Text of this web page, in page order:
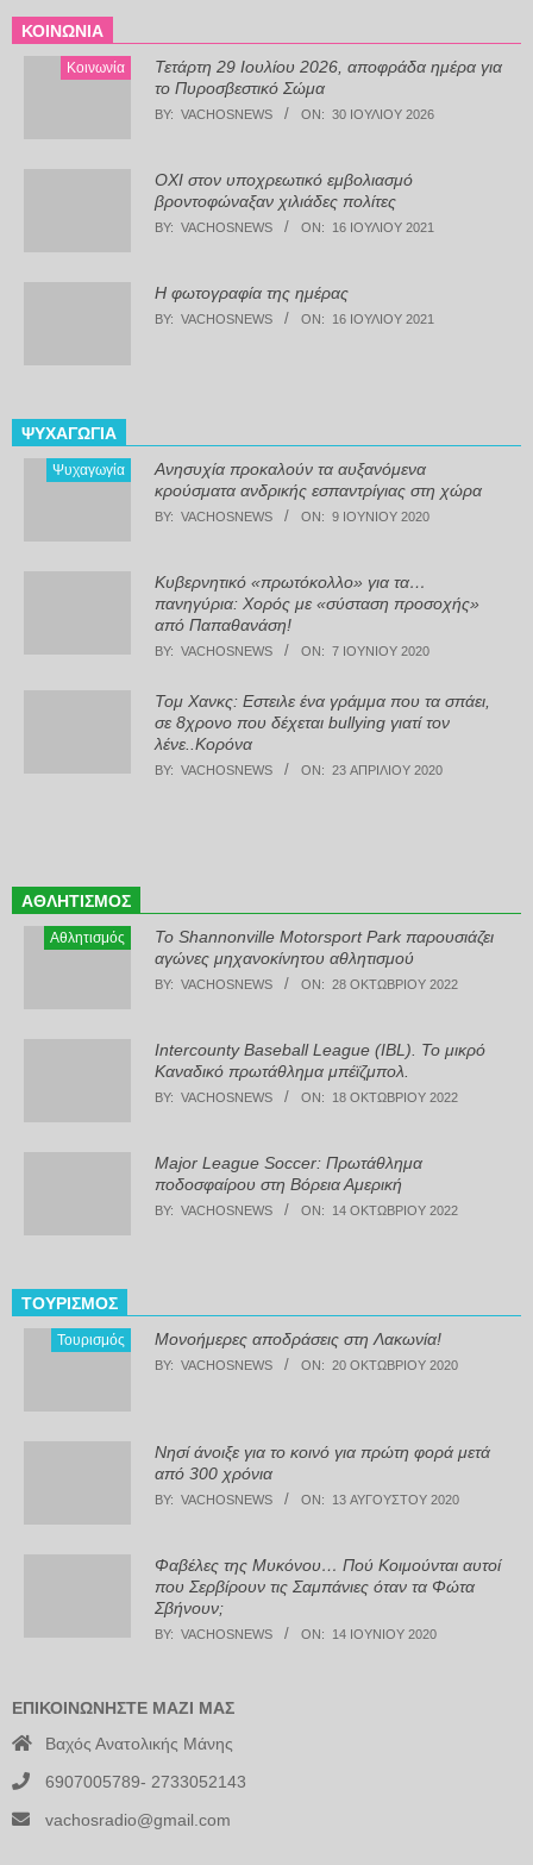
ΚΟΙΝΩΝΊΑ
Κοινωνία
Τετάρτη 29 Ιουλίου 2026, αποφράδα ημέρα για
το Πυροσβεστικό Σώμα
BY: VACHOSNEWS ON: 30 ΙΟΥΛΊΟΥ 2026
ΟΧΙ στον υποχρεωτικό εμβολιασμό
βροντοφώναξαν χιλιάδες πολίτες
BY: VACHOSNEWS ON: 16 ΙΟΥΛΊΟΥ 2021
Η φωτογραφία της ημέρας
BY: VACHOSNEWS ON: 16 ΙΟΥΛΊΟΥ 2021
ΨΥΧΑΓΩΓΊΑ
Ψυχαγωγία
Ανησυχία προκαλούν τα αυξανόμενα
κρούσματα ανδρικής εσπαντρίγιας στη χώρα
BY: VACHOSNEWS ON: 9 ΙΟΥΝΊΟΥ 2020
Κυβερνητικό «πρωτόκολλο» για τα…
πανηγύρια: Χορός με «σύσταση προσοχής»
από Παπαθανάση!
BY: VACHOSNEWS ON: 7 ΙΟΥΝΊΟΥ 2020
Τομ Χανκς: Εστειλε ένα γράμμα που τα σπάει,
σε 8χρονο που δέχεται bullying γιατί τον
λένε..Κορόνα
BY: VACHOSNEWS ON: 23 ΑΠΡΙΛΊΟΥ 2020
ΑΘΛΗΤΙΣΜΌΣ
Αθλητισμός
Το Shannonville Motorsport Park παρουσιάζει
αγώνες μηχανοκίνητου αθλητισμού
BY: VACHOSNEWS ON: 28 ΟΚΤΩΒΡΊΟΥ 2022
Intercounty Baseball League (IBL). Το μικρό
Καναδικό πρωτάθλημα μπέϊζμπολ.
BY: VACHOSNEWS ON: 18 ΟΚΤΩΒΡΊΟΥ 2022
Major League Soccer: Πρωτάθλημα
ποδοσφαίρου στη Βόρεια Αμερική
BY: VACHOSNEWS ON: 14 ΟΚΤΩΒΡΊΟΥ 2022
ΤΟΥΡΙΣΜΌΣ
Τουρισμός Μονοήμερες αποδράσεις στη Λακωνία!
BY: VACHOSNEWS ON: 20 ΟΚΤΩΒΡΊΟΥ 2020
Νησί άνοιξε για το κοινό για πρώτη φορά μετά
από 300 χρόνια
BY: VACHOSNEWS ON: 13 ΑΥΓΟΎΣΤΟΥ 2020
Φαβέλες της Μυκόνου… Πού Κοιμούνται αυτοί
που Σερβίρουν τις Σαμπάνιες όταν τα Φώτα
Σβήνουν;
BY: VACHOSNEWS ON: 14 ΙΟΥΝΊΟΥ 2020
ΕΠΙΚΟΙΝΩΝΉΣΤΕ ΜΑΖΊ ΜΑΣ
Βαχός Ανατολικής Μάνης
6907005789- 2733052143
vachosradio@gmail.com